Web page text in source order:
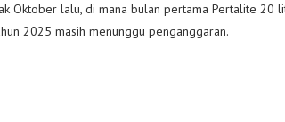
Oktober lalu, di mana bulan pertama Pertalite 20
2025 masih menunggu penganggaran.